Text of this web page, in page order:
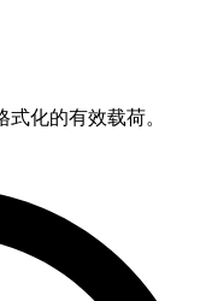
式化的有效载荷。